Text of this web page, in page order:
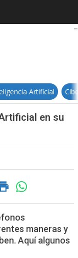
la Inteligencia
Artificial
en su
maneras y
Aquí algunos